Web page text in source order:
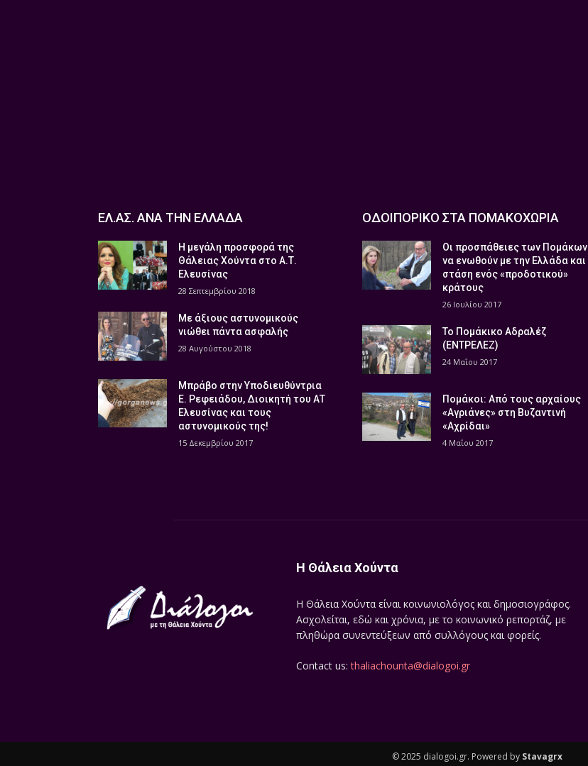
ΕΛ.ΑΣ. ΑΝΑ ΤΗΝ ΕΛΛΑΔΑ
Η μεγάλη προσφορά της
Θάλειας Χούντα στο Α.Τ.
Ελευσίνας
28 Σεπτεμβρίου 2018
Με άξιους αστυνομικούς
νιώθει πάντα ασφαλής
28 Αυγούστου 2018
Μπράβο στην Υποδιευθύντρια
Ε. Ρεφειάδου, Διοικητή του ΑΤ
Ελευσίνας και τους
αστυνομικούς της!
15 Δεκεμβρίου 2017
ΟΔΟΙΠΟΡΙΚΟ ΣΤΑ ΠΟΜΑΚΟΧΩΡΙΑ
Οι προσπάθειες των Πομάκων
να ενωθούν με την Ελλάδα και
στάση ενός «προδοτικού»
κράτους
26 Ιουλίου 2017
Το Πομάκικο Αδραλέζ
(ΕΝΤΡΕΛΕΖ)
24 Μαΐου 2017
Πομάκοι: Από τους αρχαίους
«Αγριάνες» στη Βυζαντινή
«Αχρίδαι»
4 Μαΐου 2017
Η Θάλεια Χούντα
Η Θάλεια Χούντα είναι κοινωνιολόγος και δημοσιογράφος.
Ασχολείται, εδώ και χρόνια, με το κοινωνικό ρεπορτάζ, με
πληθώρα συνεντεύξεων από συλλόγους και φορείς.
Contact us:thaliachounta@dialogoi.gr
© 2025 dialogoi.gr. Powered by Stavagrx